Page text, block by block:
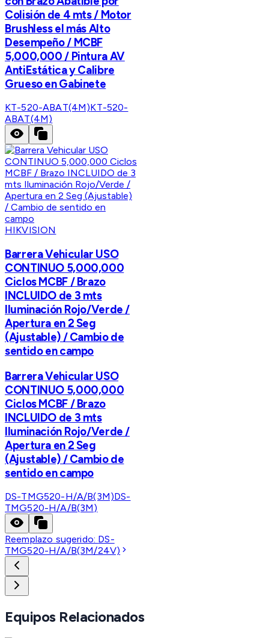
Colisión de 4 mts / Motor
Brushless el más Alto
Desempeño / MCBF
5,000,000 / Pintura AV
AntiEstática y Calibre
Grueso en Gabinete
KT-520-ABAT(4M)KT-520-
ABAT(4M)
HIKVISION
Barrera Vehicular USO
CONTINUO 5,000,000
Ciclos MCBF / Brazo
INCLUIDO de 3 mts
Iluminación Rojo/Verde /
Apertura en 2 Seg
(Ajustable) / Cambio de
sentido en campo
Barrera Vehicular USO
CONTINUO 5,000,000
Ciclos MCBF / Brazo
INCLUIDO de 3 mts
Iluminación Rojo/Verde /
Apertura en 2 Seg
(Ajustable) / Cambio de
sentido en campo
DS-TMG520-H/A/B(3M)DS-
TMG520-H/A/B(3M)
Reemplazo sugerido: DS-
TMG520-H/A/B(3M/24V)
Equipos Relacionados